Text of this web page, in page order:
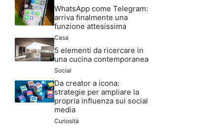
WhatsApp come Telegram:
arriva finalmente una
funzione attesissima
Casa
5 elementi da ricercare in
una cucina contemporanea
Social
Da creator a icona:
strategie per ampliare la
propria influenza sui social
media
Curiosità